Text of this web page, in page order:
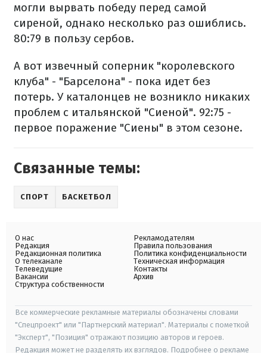
могли вырвать победу перед самой
сиреной, однако несколько раз ошиблись.
80:79 в пользу сербов.
А вот извечный соперник "королевского
клуба" - "Барселона" - пока идет без
потерь. У каталонцев не возникло никаких
проблем с итальянской "Сиеной". 92:75 -
первое поражение "Сиены" в этом сезоне.
Связанные темы:
СПОРТ БАСКЕТБОЛ
О нас
Редакция
Редакционная политика
О телеканале
Телеведущие
Вакансии
Структура собственности
Рекламодателям
Правила пользования
Политика конфиденциальности
Техническая информация
Контакты
Архив
Все коммерческие рекламные материалы обозначены словами
"Спецпроект" или "Партнерский материал". Материалы с пометкой
"Эксперт", "Позиция" отражают позицию авторов и героев.
Редакция может не разделять их взглядов. Подробнее о рекламе